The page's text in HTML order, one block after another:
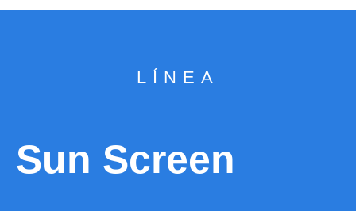
LÍNEA
Sun Screen